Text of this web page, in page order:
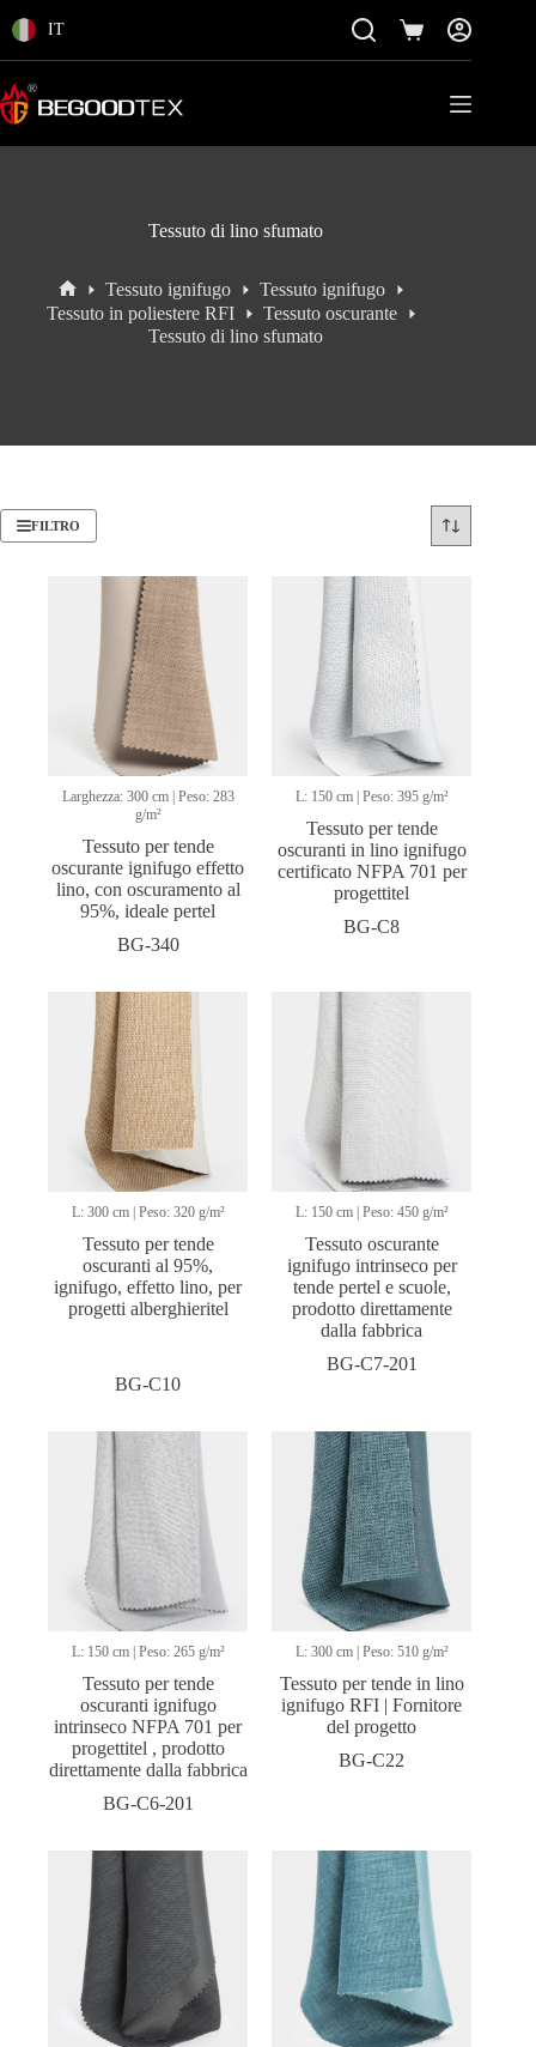
IT
Carrello
della
Tessuto di lino sfumato
Home
Tessuto ignifugo
Tessuto ignifugo
Tessuto in poliestere RFI
Tessuto oscurante
Tessuto di lino sfumato
FILTRO
Larghezza: 300 cm | Peso: 283
g/m²
Tessuto per tende
oscurante ignifugo effetto
lino, con oscuramento al
95%, ideale pertel
BG-340
L: 150 cm | Peso: 395 g/m²
Tessuto per tende
oscuranti in lino ignifugo
certificato NFPA 701 per
progettitel
BG-C8
L: 300 cm | Peso: 320 g/m²
Tessuto per tende
oscuranti al 95%,
ignifugo, effetto lino, per
progetti alberghieritel
BG-C10
L: 150 cm | Peso: 450 g/m²
Tessuto oscurante
ignifugo intrinseco per
tende pertel e scuole,
prodotto direttamente
dalla fabbrica
BG-C7-201
L: 150 cm | Peso: 265 g/m²
Tessuto per tende
oscuranti ignifugo
intrinseco NFPA 701 per
progettitel , prodotto
direttamente dalla fabbrica
BG-C6-201
L: 300 cm | Peso: 510 g/m²
Tessuto per tende in lino
ignifugo RFI | Fornitore
del progetto
BG-C22